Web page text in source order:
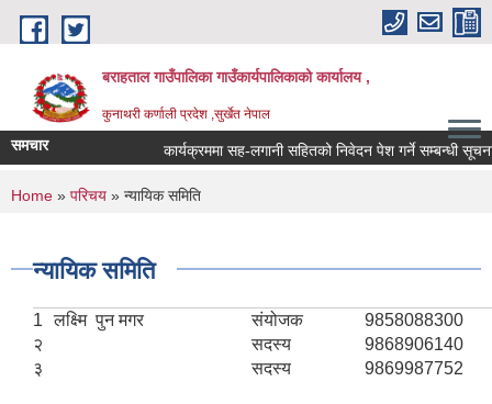
Skip to main content
बराहताल गाउँपालिका गाउँकार्यपालिकाको कार्यालय ,
कुनाथरी कर्णाली प्रदेश ,सुर्खेत नेपाल
समचार कार्यक्रममा सह-लगानी सहितको निवेदन पेश गर्ने सम्बन्धी सूचना
You are here
Home » परिचय » न्यायिक समिति
न्यायिक समिति
1 लक्ष्मि पुन मगर संयोजक
9858088300
२
सदस्य
9868906140
३
सदस्य 9869987752